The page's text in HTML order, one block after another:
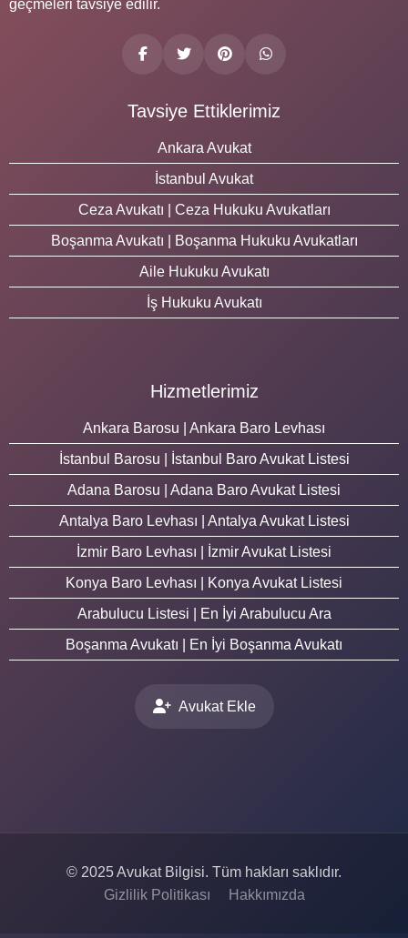
geçmeleri tavsiye edilir.
Tavsiye Ettiklerimiz
Ankara Avukat
İstanbul Avukat
Ceza Avukatı | Ceza Hukuku Avukatları
Boşanma Avukatı | Boşanma Hukuku Avukatları
Aile Hukuku Avukatı
İş Hukuku Avukatı
Hizmetlerimiz
Ankara Barosu | Ankara Baro Levhası
İstanbul Barosu | İstanbul Baro Avukat Listesi
Adana Barosu | Adana Baro Avukat Listesi
Antalya Baro Levhası | Antalya Avukat Listesi
İzmir Baro Levhası | İzmir Avukat Listesi
Konya Baro Levhası | Konya Avukat Listesi
Arabulucu Listesi | En İyi Arabulucu Ara
Boşanma Avukatı | En İyi Boşanma Avukatı
Avukat Ekle
© 2025 Avukat Bilgisi. Tüm hakları saklıdır.
Gizlilik Politikası
Hakkımızda